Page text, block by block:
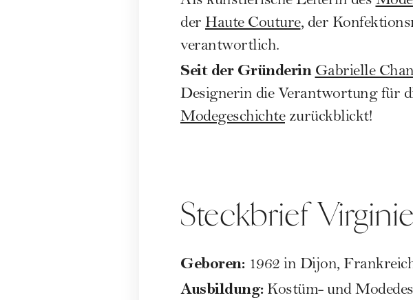
der Haute Couture, der
verantwortlich.
Seit der Gründerin Gabrielle
Designerin die Verantwortung für
Modegeschichtezurückblickt!
Steckbrief
Geboren:1962 in Dijon,
Ausbildung:Kostüm- und